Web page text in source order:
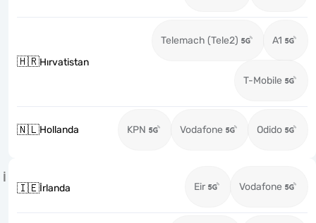
🇭🇷Hırvatistan
Telemach (Tele2) A1
T-Mobile
🇳🇱Hollanda KPN Vodafone Odido
İ
🇮🇪İrlanda Eir Vodafone